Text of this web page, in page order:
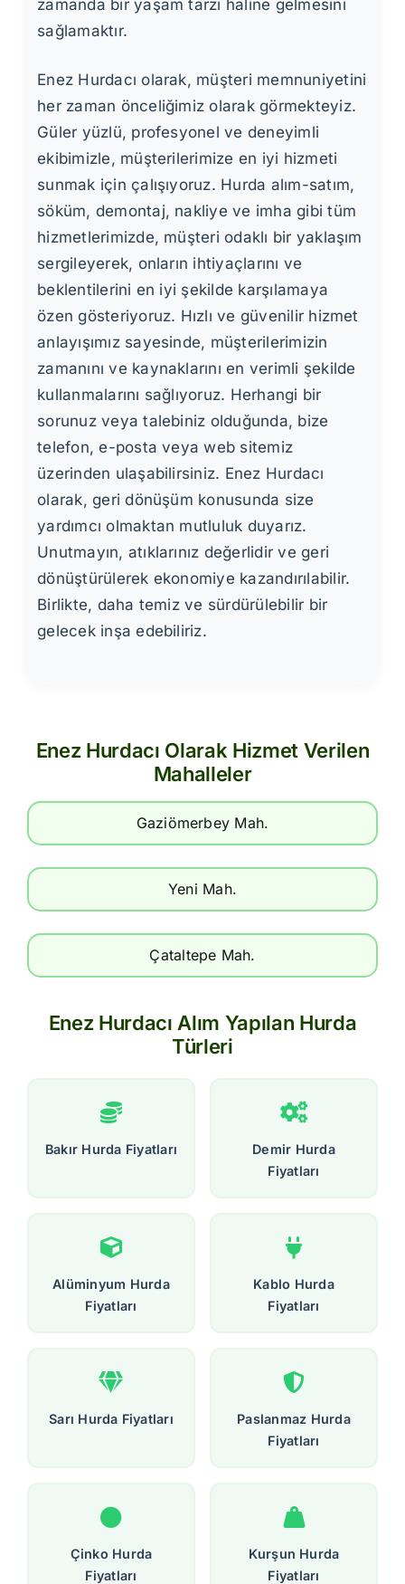
zamanda bir yaşam tarzı haline gelmesini
sağlamaktır.
Enez Hurdacı olarak, müşteri memnuniyetini
her zaman önceliğimiz olarak görmekteyiz.
Güler yüzlü, profesyonel ve deneyimli
ekibimizle, müşterilerimize en iyi hizmeti
sunmak için çalışıyoruz. Hurda alım-satım,
söküm, demontaj, nakliye ve imha gibi tüm
hizmetlerimizde, müşteri odaklı bir yaklaşım
sergileyerek, onların ihtiyaçlarını ve
beklentilerini en iyi şekilde karşılamaya
özen gösteriyoruz. Hızlı ve güvenilir hizmet
anlayışımız sayesinde, müşterilerimizin
zamanını ve kaynaklarını en verimli şekilde
kullanmalarını sağlıyoruz. Herhangi bir
sorunuz veya talebiniz olduğunda, bize
telefon, e-posta veya web sitemiz
üzerinden ulaşabilirsiniz. Enez Hurdacı
olarak, geri dönüşüm konusunda size
yardımcı olmaktan mutluluk duyarız.
Unutmayın, atıklarınız değerlidir ve geri
dönüştürülerek ekonomiye kazandırılabilir.
Birlikte, daha temiz ve sürdürülebilir bir
gelecek inşa edebiliriz.
Enez Hurdacı Olarak Hizmet Verilen
Mahalleler
Gaziömerbey Mah.
Yeni Mah.
Çataltepe Mah.
Enez Hurdacı Alım Yapılan Hurda
Türleri
Bakır Hurda Fiyatları
Demir Hurda
Fiyatları
Alüminyum Hurda
Fiyatları
Kablo Hurda
Fiyatları
Sarı Hurda Fiyatları
Paslanmaz Hurda
Fiyatları
Çinko Hurda
Fiyatları
Kurşun Hurda
Fiyatları